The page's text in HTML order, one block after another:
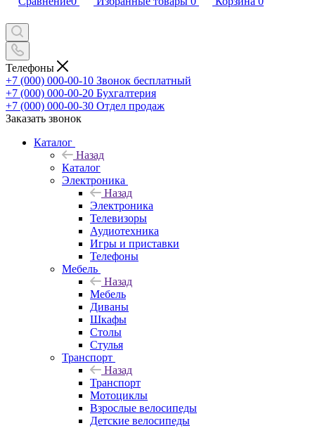
Телефоны
+7 (000) 000-00-10 Звонок бесплатный
+7 (000) 000-00-20 Бухгалтерия
+7 (000) 000-00-30 Отдел продаж
Заказать звонок
Каталог
Назад
Каталог
Электроника
Назад
Электроника
Телевизоры
Аудиотехника
Игры и приставки
Телефоны
Мебель
Назад
Мебель
Диваны
Шкафы
Столы
Стулья
Транспорт
Назад
Транспорт
Мотоциклы
Взрослые велосипеды
Детские велосипеды